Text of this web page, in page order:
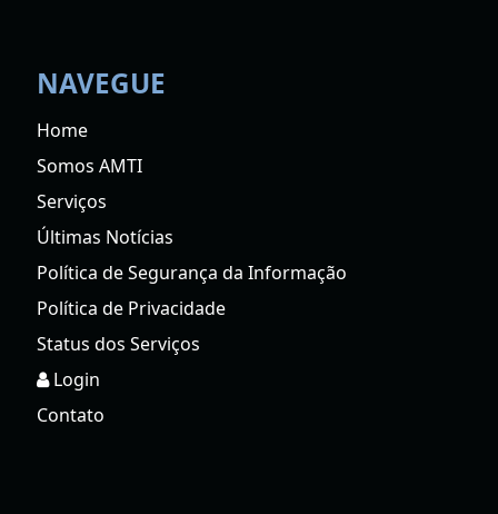
NAVEGUE
Home
Somos AMTI
Serviços
Últimas Notícias
Política de Segurança da Informação
Política de Privacidade
Status dos Serviços
Login
Contato